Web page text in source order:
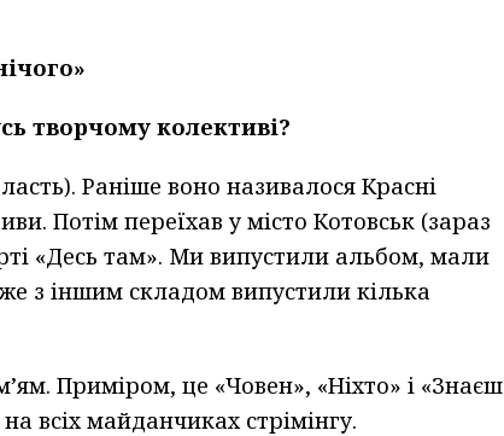
творчому колективі?
Раніше воно називалося Красні
Потім переїхав у місто Котовськ (зараз
«Десь там». Ми випустили альбом, мали
з іншим складом випустили кілька
Приміром, це «Човен», «Ніхто» і «Знаєш
всіх майданчиках стрімінгу.